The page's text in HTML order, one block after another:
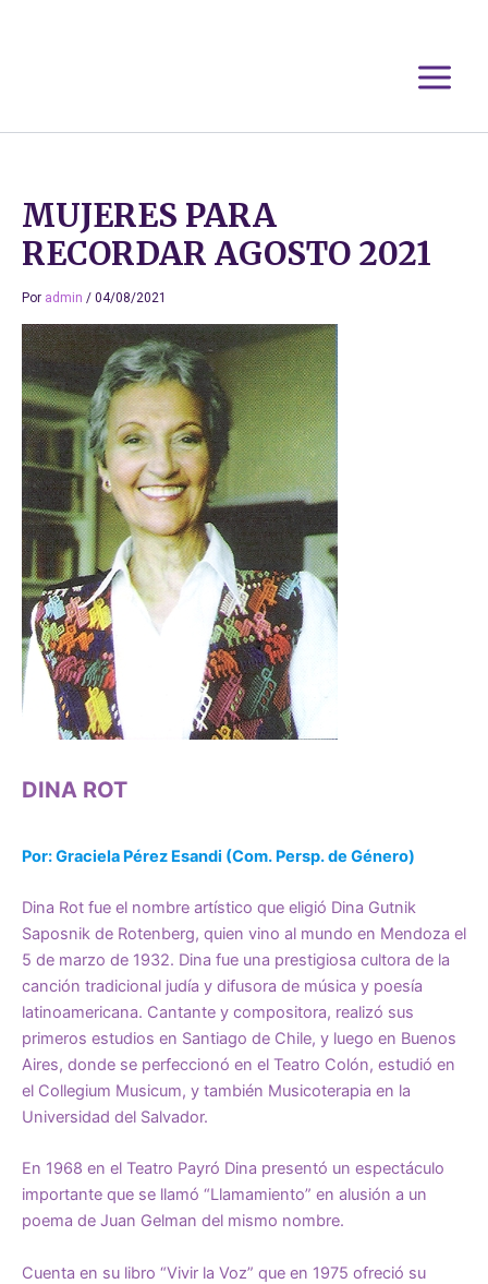
MUJERES PARA
RECORDAR AGOSTO 2021
Por admin / 04/08/2021
DINA ROT
Por: Graciela Pérez Esandi (Com. Persp. de Género)
Dina Rot fue el nombre artístico que eligió Dina Gutnik
Saposnik de Rotenberg, quien vino al mundo en Mendoza el
5 de marzo de 1932. Dina fue una prestigiosa cultora de la
canción tradicional judía y difusora de música y poesía
latinoamericana. Cantante y compositora, realizó sus
primeros estudios en Santiago de Chile, y luego en Buenos
Aires, donde se perfeccionó en el Teatro Colón, estudió en
el Collegium Musicum, y también Musicoterapia en la
Universidad del Salvador.
En 1968 en el Teatro Payró Dina presentó un espectáculo
importante que se llamó “Llamamiento” en alusión a un
poema de Juan Gelman del mismo nombre.
Cuenta en su libro “Vivir la Voz” que en 1975 ofreció su